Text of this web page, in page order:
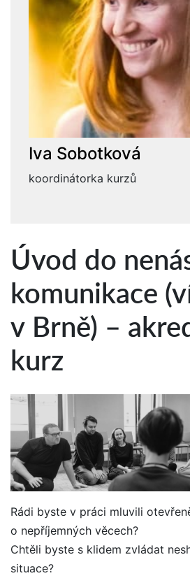
Iva Sobotková
koordinátorka kurzů
Úvod do
komunikace
v Brně) –
kurz
Rádi byste v práci mluvili
o nepříjemných věcech?
Chtěli byste s klidem zvládat
situace?